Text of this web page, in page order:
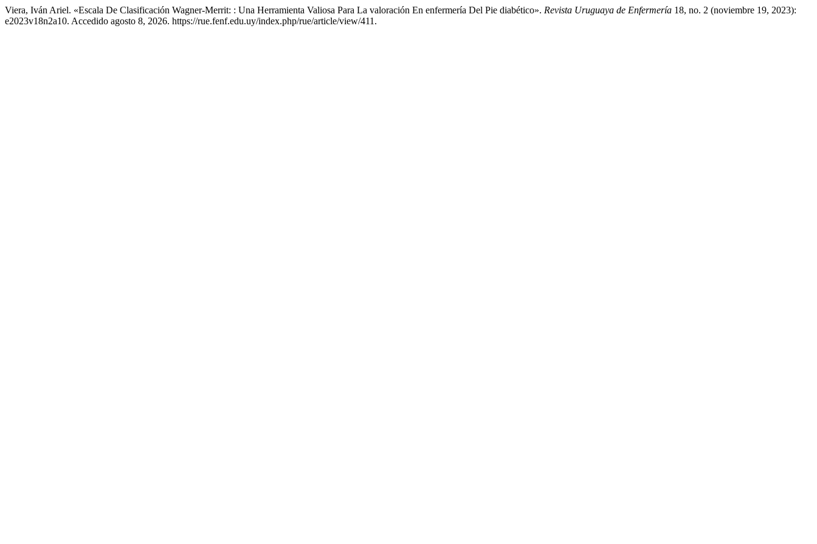
Viera, Iván Ariel. «Escala De Clasificación Wagner-Merrit: : Una Herramienta Valiosa Para La valoración En enfermería Del Pie diabético». Revista Uruguaya de Enfermería 18, no. 2 (noviembre 19, 2023):
e2023v18n2a10. Accedido agosto 8, 2026. https://rue.fenf.edu.uy/index.php/rue/article/view/411.